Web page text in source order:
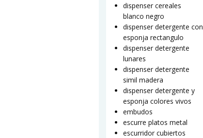
dispenser cereales
blanco negro
dispenser detergente con
esponja rectangulo
dispenser detergente
lunares
dispenser detergente
simil madera
dispenser detergente y
esponja colores vivos
embudos
escurre platos metal
escurridor cubiertos